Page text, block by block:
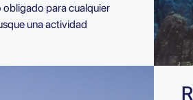
obligado para cualquier
una actividad